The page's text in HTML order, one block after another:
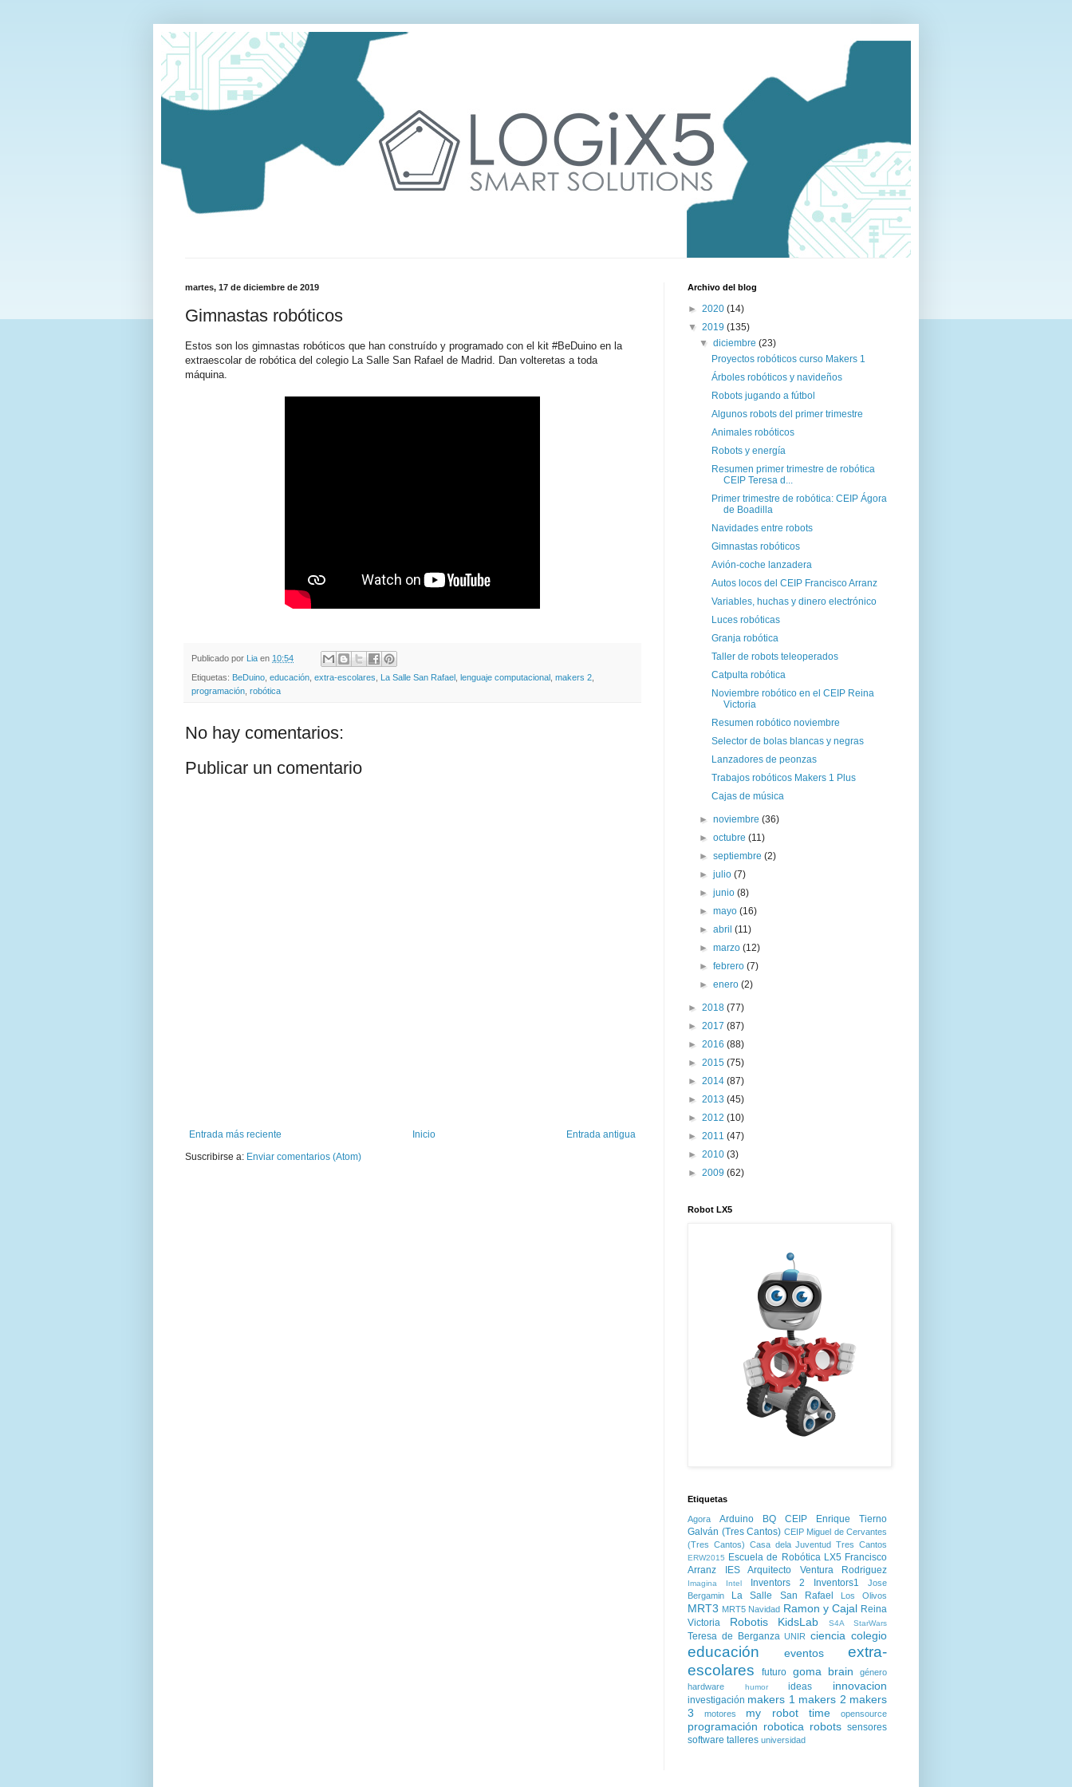
martes, 17 de diciembre de 2019
Gimnastas robóticos
Estos son los gimnastas robóticos que han construído y programado con el kit #BeDuino en la
extraescolar de robótica del colegio La Salle San Rafael de Madrid. Dan volteretas a toda
máquina.
Publicado por Lia en 10:54
Etiquetas: BeDuino educación extra-escolares La Salle San Rafael lenguaje computacional makers 2
programación robótica
No hay comentarios:
Publicar un comentario
Entrada más reciente Entrada antigua
Inicio
Suscribirse a: Enviar comentarios (Atom)
Archivo del blog
► 2020 (14)
▼ 2019 (135)
▼diciembre(23)
Proyectos robóticos curso Makers 1
Árboles robóticos y navideños
Robots jugando a fútbol
Algunos robots del primer trimestre
Animales robóticos
Robots y energía
Resumen primer trimestre de robótica
CEIP Teresa d...
Primer trimestre de robótica: CEIP Ágora
de Boadilla
Navidades entre robots
Gimnastas robóticos
Avión-coche lanzadera
Autos locos del CEIP Francisco Arranz
Variables, huchas y dinero electrónico
Luces robóticas
Granja robótica
Taller de robots teleoperados
Catpulta robótica
Noviembre robótico en el CEIP Reina
Victoria
Resumen robótico noviembre
Selector de bolas blancas y negras
Lanzadores de peonzas
Trabajos robóticos Makers 1 Plus
Cajas de música
►noviembre(36)
►octubre(11)
►septiembre(2)
►julio(7)
►junio(8)
►mayo(16)
►abril(11)
►marzo(12)
►febrero(7)
►enero(2)
► 2018 (77)
► 2017 (87)
► 2016 (88)
► 2015 (75)
► 2014 (87)
► 2013 (45)
► 2012 (10)
► 2011 (47)
► 2010 (3)
► 2009 (62)
Robot LX5
Etiquetas
Agora Arduino BQ
CEIP Enrique Tierno
Galván (Tres Cantos) CEIP Miguel de Cervantes
(Tres Cantos) Casa dela Juventud Tres Cantos
ERW2015 Escuela de Robótica LX5 Francisco
Arranz
IES Arquitecto Ventura Rodriguez
Imagina Intel Inventors 2 Inventors1
Jose
Bergamin
La Salle San Rafael Los Olivos
MRT3 MRT5 Navidad Ramon y Cajal Reina
Victoria
Robotis KidsLab S4A StarWars
Teresa de Berganza UNIR ciencia colegio
educación eventos
extra-
escolares
futuro goma brain
género
hardware
humor ideas innovacion
investigación makers 1 makers 2 makers
3
motores my robot time opensource
programación robotica robots sensores
software talleres universidad